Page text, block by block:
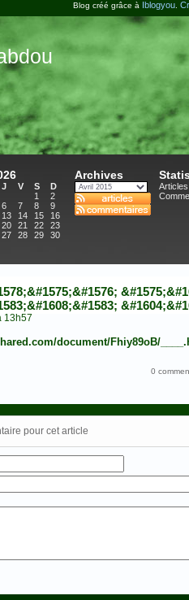
Blog créé grâce à Iblogyou
J V S
D
1
2
6 7 8
9
13 14 15
16
20 21 22
23
27 28 29
30
Archives
13h57
document/Fhiy89oB/
0
pour cet article